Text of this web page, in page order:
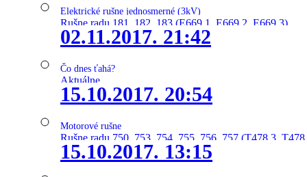
Elektrické rušne jednosmerné (3kV)
Rušne radu 181, 182, 183 (E669.1, E669.2, E669.3)
02.11.2017. 21:42
Čo dnes ťahá?
Aktuálne
15.10.2017. 20:54
Motorové rušne
Rušne radu 750, 753, 754, 755, 756, 757 (T478.3,
15.10.2017. 13:15